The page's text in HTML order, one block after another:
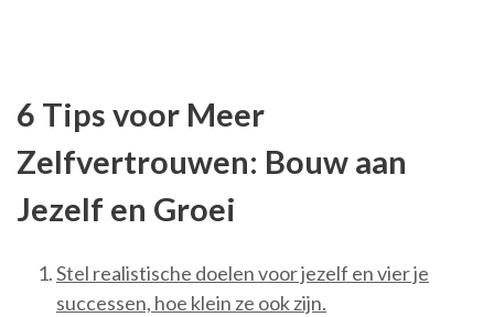
6 Tips voor Meer
Zelfvertrouwen: Bouw aan
Jezelf en Groei
Stel realistische doelen voor jezelf en vier je
successen, hoe klein ze ook zijn.